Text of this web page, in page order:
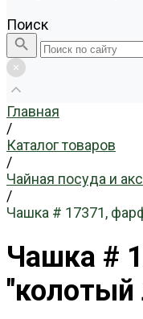
Поиск
Главная
/
Каталог товаров
/
Чайная посуда и
/
Чашка # 17371,
Чашка #
"колотый